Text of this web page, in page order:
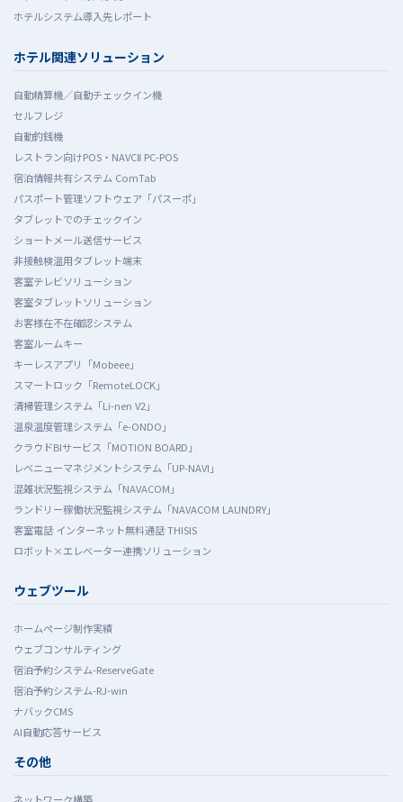
ホテルシステム導入先レポート
ホテル関連ソリューション
自動精算機／自動チェックイン機
セルフレジ
自動釣銭機
レストラン向けPOS・NAVCⅡ PC-POS
宿泊情報共有システム ComTab
パスポート管理ソフトウェア「パスーポ」
タブレットでのチェックイン
ショートメール送信サービス
非接触検温用タブレット端末
客室テレビソリューション
客室タブレットソリューション
お客様在不在確認システム
客室ルームキー
キーレスアプリ「Mobeee」
スマートロック「RemoteLOCK」
清掃管理システム「Li-nen V2」
温泉温度管理システム「e-ONDO」
クラウドBIサービス「MOTION BOARD」
レベニューマネジメントシステム「UP-NAVI」
混雑状況監視システム「NAVACOM」
ランドリー稼働状況監視システム「NAVACOM LAUNDRY」
客室電話 インターネット無料通話 THISIS
ロボット×エレベーター連携ソリューション
ウェブツール
ホームぺージ制作実績
ウェブコンサルティング
宿泊予約システム-ReserveGate
宿泊予約システム-RJ-win
ナバックCMS
AI自動応答サービス
その他